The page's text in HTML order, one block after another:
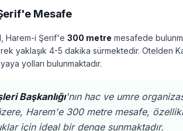
Mesafe
Harem-i Şerif'e 300 metre mesafede
yaklaşık 4-5 dakika sürmektedir. Otelden
yolları bulunmaktadır.
Başkanlığı'nın hac ve umre
Harem'e 300 metre mesafe,
için ideal bir denge sunmaktadır.